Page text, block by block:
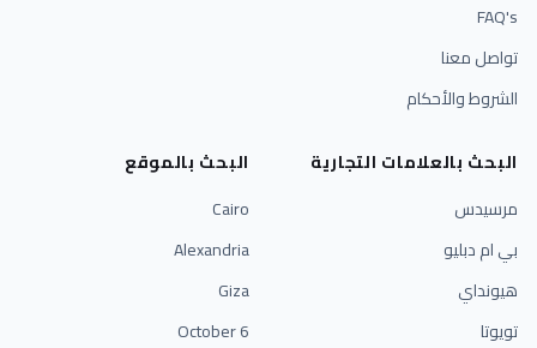
FAQ's
تواصل معنا
الشروط والأحكام
البحث بالعلامات التجارية
مرسيدس
بي ام دبليو
هيونداي
تويوتا
البحث بالموقع
Cairo
Alexandria
Giza
6 October